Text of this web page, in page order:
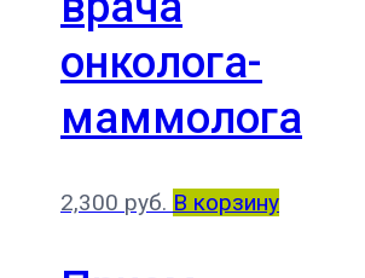
онколога-
маммолога
2,300 руб. В корзину